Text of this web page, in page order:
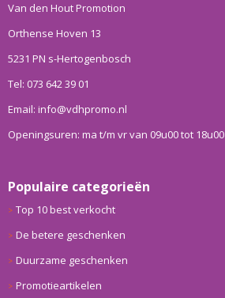
Van den Hout Promotion
Orthense Hoven 13
5231 PN s-Hertogenbosch
Tel: 073 642 39 01
Email: info@vdhpromo.nl
Openingsuren: ma t/m vr van 09u00 tot 18u00
Populaire categorieën
Top 10 best verkocht
De betere geschenken
Duurzame geschenken
Promotieartikelen